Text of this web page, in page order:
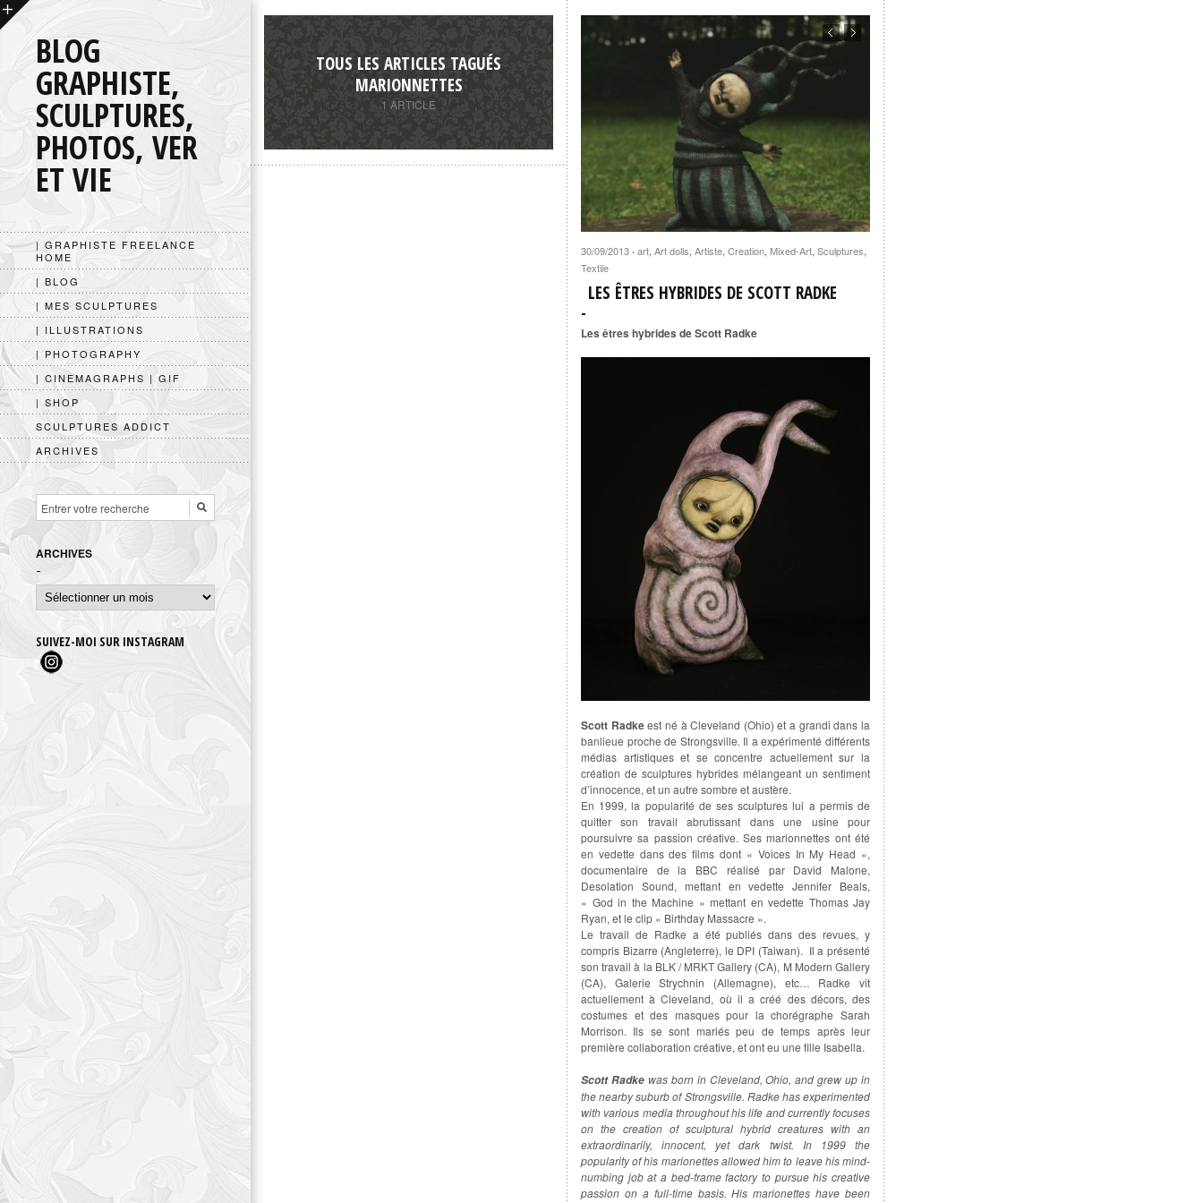
BLOG
GRAPHISTE,
SCULPTURES,
PHOTOS, VER
ET VIE
| GRAPHISTE FREELANCE
HOME
| BLOG
| MES SCULPTURES
| ILLUSTRATIONS
| PHOTOGRAPHY
| CINEMAGRAPHS | GIF
| SHOP
SCULPTURES ADDICT
ARCHIVES
ARCHIVES
Archives
SUIVEZ-MOI SUR INSTAGRAM
TOUS LES ARTICLES TAGUÉS
MARIONNETTES
1 ARTICLE
30/09/2013 · art, Art dolls, Artiste, Creation, Mixed-Art, Sculptures,
Textile
LES ÊTRES HYBRIDES DE SCOTT RADKE
Les êtres hybrides de Scott Radke
Scott Radkeest né à Cleveland (Ohio) et a grandi dans la
banlieue proche de Strongsville. Il a expérimenté différents
médias artistiques et se concentre actuellement sur la
création de sculptures hybrides mélangeant un sentiment
d’innocence, et un autre sombre et austère.
En 1999, la popularité de ses sculptures lui a permis de
quitter son travail abrutissant dans une usine pour
poursuivre sa passion créative. Ses marionnettes ont été
en vedette dans des films dont « Voices In My Head »,
documentaire de la BBC réalisé par David Malone,
Desolation Sound, mettant en vedette Jennifer Beals,
« God in the Machine » mettant en vedette Thomas Jay
Ryan, et le clip « Birthday Massacre ».
Le travail de Radke a été publiés dans des revues, y
compris Bizarre (Angleterre), le DPI (Taiwan). Il a présenté
son travail à la BLK / MRKT Gallery (CA), M Modern Gallery
(CA), Galerie Strychnin (Allemagne), etc… Radke vit
actuellement à Cleveland, où il a créé des décors, des
costumes et des masques pour la chorégraphe Sarah
Morrison. Ils se sont mariés peu de temps après leur
première collaboration créative, et ont eu une fille Isabella.
Scott Radkewas born in Cleveland, Ohio, and grew up in
the nearby suburb of Strongsville. Radke has experimented
with various media throughout his life and currently focuses
on the creation of sculptural hybrid creatures with an
extraordinarily, innocent, yet dark twist. In 1999 the
popularity of his marionettes allowed him to leave his mind-
numbing job at a bed-frame factory to pursue his creative
passion on a full-time basis. His marionettes have been